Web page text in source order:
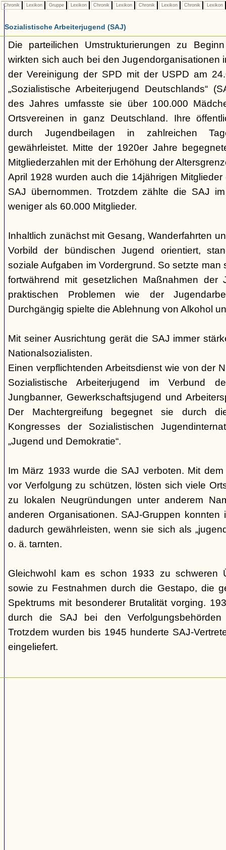
Chronik Lexikon Gruppe Lexikon Chronik Lexikon Chronik Lexikon Chronik Lexikon
Sozialistische Arbeiterjugend (SAJ)
Die parteilichen Umstrukturierungen zu
wirkten sich auch bei den Jugendorganisationen
der Vereinigung der SPD mit der USPD am
„Sozialistische Arbeiterjugend Deutschlands“
des Jahres umfasste sie über 100.000
Ortsvereinen in ganz Deutschland. Ihre
durch Jugendbeilagen in zahlreichen
gewährleistet. Mitte der 1920er Jahre
Mitgliederzahlen mit der Erhöhung der
April 1928 wurden auch die 14jährigen Mitglieder
SAJ übernommen. Trotzdem zählte die SAJ
weniger als 60.000 Mitglieder.
Inhaltlich zunächst mit Gesang, Wanderfahrten
Vorbild der bündischen Jugend orientiert,
soziale Aufgaben im Vordergrund. So setzte
fortwährend mit gesetzlichen Maßnahmen der
praktischen Problemen wie der
Durchgängig spielte die Ablehnung von Alkohol
Mit seiner Ausrichtung gerät die SAJ immer
Nationalsozialisten.
Einen verpflichtenden Arbeitsdienst wie von der
Sozialistische Arbeiterjugend im Verbund
Jungbanner, Gewerkschaftsjugend und
Der Machtergreifung begegnet sie durch
Kongresses der Sozialistischen
„Jugend und Demokratie“.
Im März 1933 wurde die SAJ verboten. Mit
vor Verfolgung zu schützen, lösten sich viele
zu lokalen Neugründungen unter anderem
anderen Organisationen. SAJ-Gruppen
dadurch gewährleisten, wenn sie sich als
o. ä. tarnten.
Gleichwohl kam es schon 1933 zu schweren
sowie zu Festnahmen durch die Gestapo, die
Spektrums mit besonderer Brutalität vorging.
durch die SAJ bei den
Trotzdem wurden bis 1945 hunderte SAJ-
eingeliefert.